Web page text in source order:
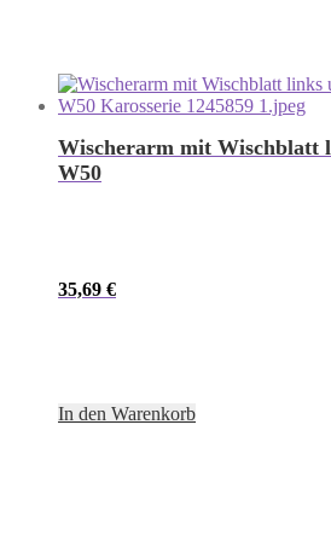
Wischerarm mit Wischblatt
W50
35,69 €
In den Warenkorb